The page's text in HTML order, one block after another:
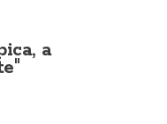
a